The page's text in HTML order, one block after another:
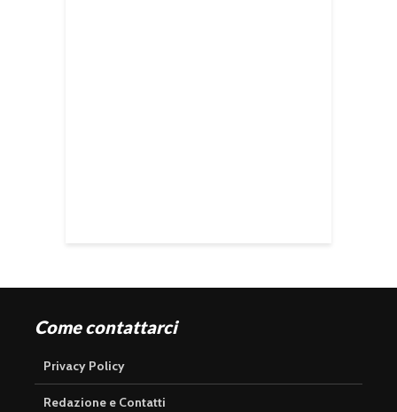
Come contattarci
Privacy Policy
Redazione e Contatti